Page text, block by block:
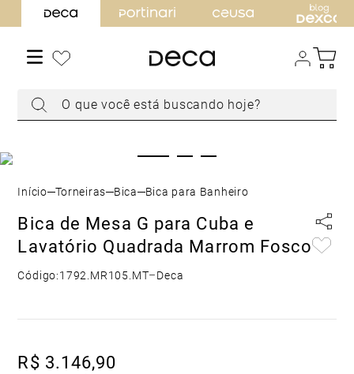
O que você está buscando hoje?
Torneiras Bica Bica para Banheiro
Bica de Mesa G para Cuba e
Lavatório Quadrada Marrom Fosco
Código:1792.MR105.MT–Deca
R$ 3.146,90
TERMOS MAIS BUSCADOS
cuba
acabamento registro
4º
chuveiro
8º
toalheiro